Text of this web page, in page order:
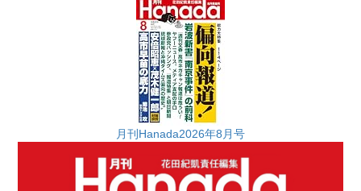
月刊Hanada2026年8月号